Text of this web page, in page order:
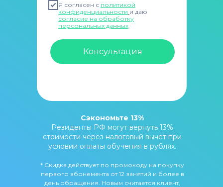
Сэкономьте 13%
Резиденты РФ могут вернуть 13%
стоимости через налоговый вычет при
условии оплаты обучения в рублях.
* Скидка действует по промокоду на покупку
первого абонемента от 12 занятий и более в
день обращения. Новым считается клиент,
Я согласен с политикой
конфиденциальности и даю
согласие на обработку
персональных данных
Консультация